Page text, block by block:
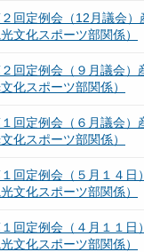
回定例会（12月議会）
文化スポーツ部関係）
回定例会（９月議会）
化スポーツ部関係）
回定例会（６月議会）
化スポーツ部関係）
回定例会（５月１４日
文化スポーツ部関係）
回定例会（４月１１日
文化スポーツ部関係）